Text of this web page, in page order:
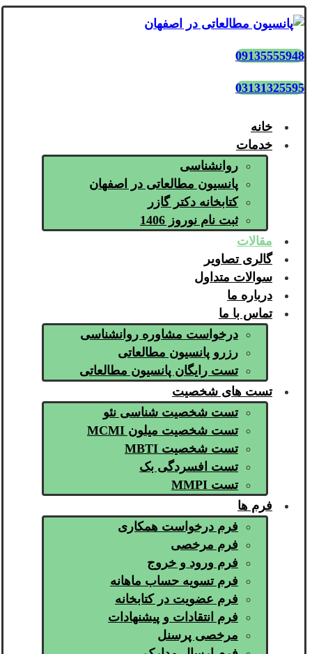
09135555948
03131325595
خانه
خدمات
روانشناسی
پانسیون مطالعاتی در اصفهان
کتابخانه دکتر گازر
ثبت نام نوروز 1406
مقالات
گالری تصاویر
سوالات متداول
درباره ما
تماس با ما
درخواست مشاوره روانشناسی
رزرو پانسیون مطالعاتی
تست رایگان پانسیون مطالعاتی
تست های شخصیت
تست شخصیت شناسی نئو
تست شخصیت میلون MCMI
تست شخصیت MBTI
تست افسردگی بک
تست MMPI
فرم ها
فرم درخواست همکاری
فرم مرخصی
فرم ورود و خروج
فرم تسویه حساب ماهانه
فرم عضویت در کتابخانه
فرم انتقادات و پیشنهادات
مرخصی پرسنل